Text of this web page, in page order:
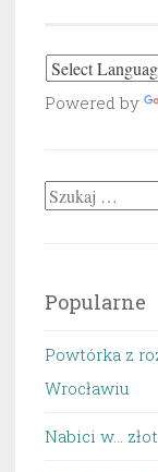
Powered by
Szukaj:
Popularne
Powtórka z
Wrocławiu
Nabici w...